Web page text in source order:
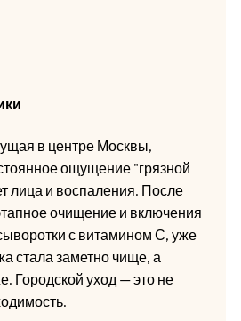
в центре Москвы,
ощущение "грязной
лица и воспаления. После
очищение и включения
с витамином С, уже
стала заметно чище, а
Городской уход — это не